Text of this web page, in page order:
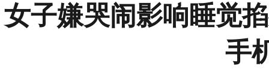
女子嫌哭闹影响睡觉
手